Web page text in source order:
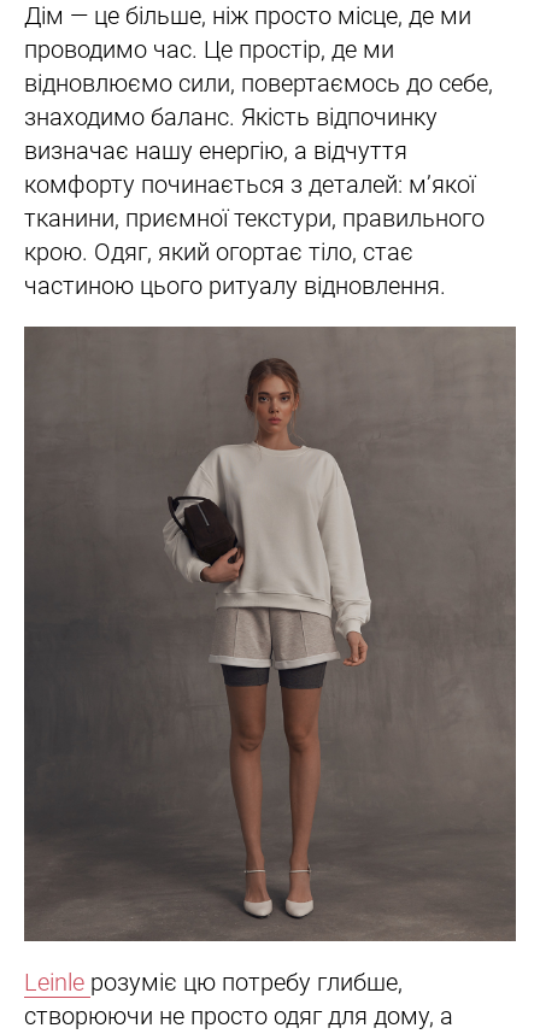
Дім — це більше, ніж просто місце, де ми
проводимо час. Це простір, де ми
відновлюємо сили, повертаємось до себе,
знаходимо баланс. Якість відпочинку
визначає нашу енергію, а відчуття
комфорту починається з деталей: м’якої
тканини, приємної текстури, правильного
крою. Одяг, який огортає тіло, стає
частиною цього ритуалу відновлення.
Leinle розуміє цю потребу глибше,
створюючи не просто одяг для дому, а